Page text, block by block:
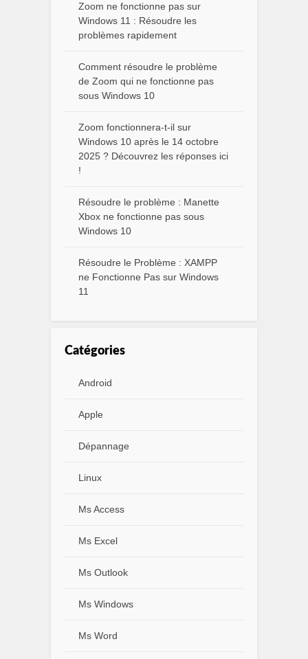
Zoom ne fonctionne pas sur
Windows 11 : Résoudre les
problèmes rapidement
Comment résoudre le problème
de Zoom qui ne fonctionne pas
sous Windows 10
Zoom fonctionnera-t-il sur
Windows 10 après le 14 octobre
2025 ? Découvrez les réponses ici
!
Résoudre le problème : Manette
Xbox ne fonctionne pas sous
Windows 10
Résoudre le Problème : XAMPP
ne Fonctionne Pas sur Windows
11
Catégories
Android
Apple
Dépannage
Linux
Ms Access
Ms Excel
Ms Outlook
Ms Windows
Ms Word